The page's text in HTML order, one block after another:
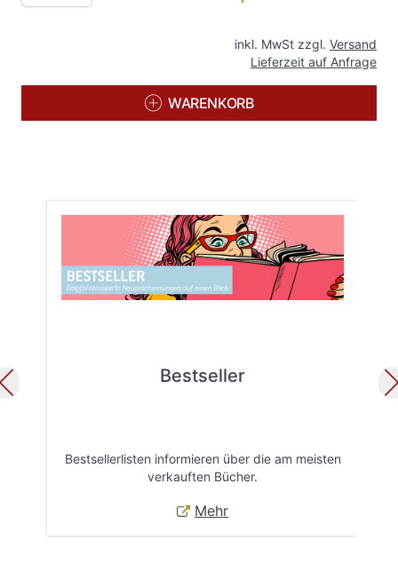
inkl. MwSt zzgl. Versand
Lieferzeit auf Anfrage
WARENKORB
Bestseller
Bestsellerlisten informieren über die am meisten
verkauften Bücher.
Mehr